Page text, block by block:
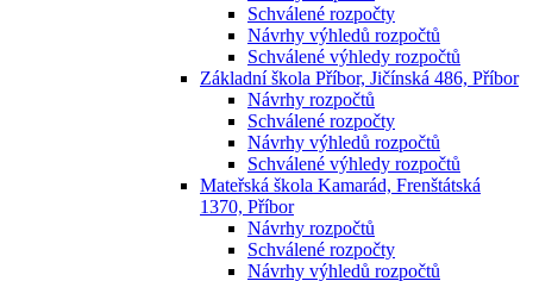
Schválené rozpočty
Návrhy výhledů rozpočtů
Schválené výhledy rozpočtů
Základní škola Příbor, Jičínská 486, Příbor
Návrhy rozpočtů
Schválené rozpočty
Návrhy výhledů rozpočtů
Schválené výhledy rozpočtů
Mateřská škola Kamarád, Frenštátská
1370, Příbor
Návrhy rozpočtů
Schválené rozpočty
Návrhy výhledů rozpočtů